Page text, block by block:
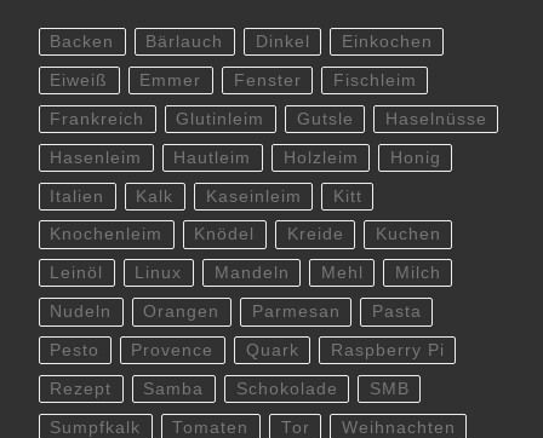
Backen Bärlauch Dinkel Einkochen
Eiweiß Emmer Fenster Fischleim
Frankreich Glutinleim Gutsle Haselnüsse
Hasenleim Hautleim Holzleim Honig
Italien Kalk Kaseinleim Kitt
Knochenleim Knödel Kreide Kuchen
Leinöl Linux Mandeln Mehl Milch
Nudeln Orangen Parmesan Pasta
Pesto Provence Quark Raspberry Pi
Rezept Samba Schokolade SMB
Sumpfkalk Tomaten Tor Weihnachten